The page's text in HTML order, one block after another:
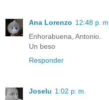
Ana Lorenzo 12:48 p. m.
Enhorabuena, Antonio.
Un beso
Responder
Joselu 1:02 p. m.